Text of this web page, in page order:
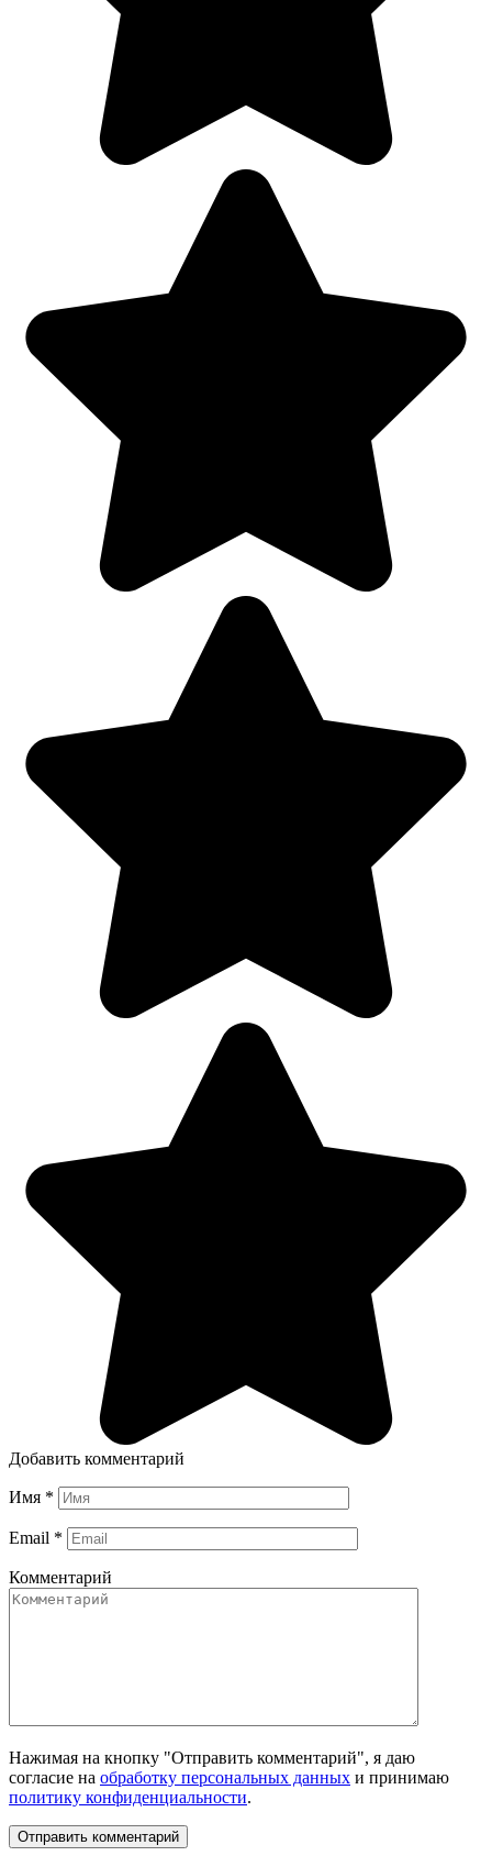
Добавить комментарий
Имя *
Email *
Комментарий
Нажимая на кнопку "Отправить комментарий", я даю
согласие на обработку персональных данных и принимаю
политику конфиденциальности.